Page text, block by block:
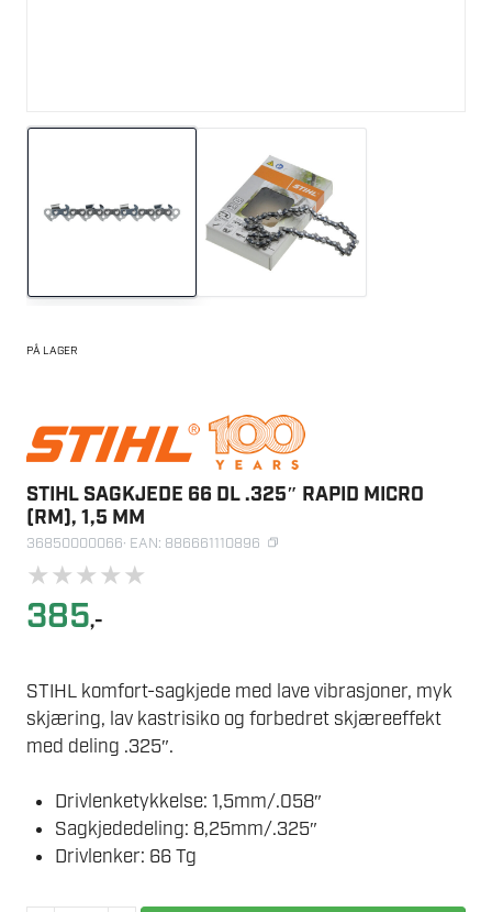
PÅ LAGER
STIHL SAGKJEDE 66 DL .325″ RAPID MICRO
(RM), 1,5 MM
36850000066· EAN: 886661110896
★★★★★
385,-
STIHL komfort-sagkjede med lave vibrasjoner, myk
skjæring, lav kastrisiko og forbedret skjæreeffekt
med deling .325″.
Drivlenketykkelse: 1,5mm/.058″
Sagkjededeling: 8,25mm/.325″
Drivlenker: 66 Tg